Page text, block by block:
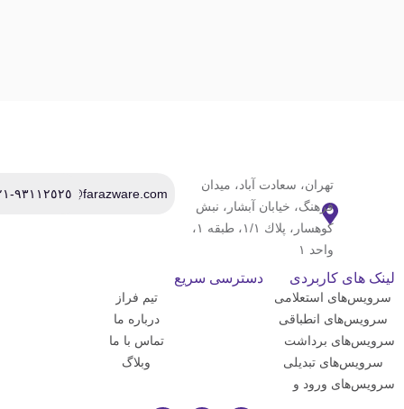
تهران، سعادت آباد، ميدان
فرهنگ، خيابان آبشار، نبش
كوهسار، پلاك ١/١، طبقه ١،
واحد ١
Info@farazware.com٩٣١١٢٥٢٥-٠٢١
های کاربردی
استعلامی
انطباقی
برداشت
سرویس‌های تبدیلی
ورود و
دسترسی سریع
تیم فراز
درباره ما
تماس با ما
وبلاگ